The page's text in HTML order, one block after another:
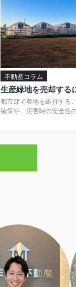
不動産コラム
都市部で農地を維持する
確保や、災害時の安全性
ことで、農業以外の用途
されますが、その一方で
地並みの評価となり、税
ます。また、相続税に...